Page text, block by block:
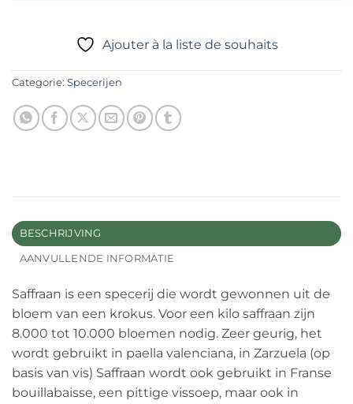
Ajouter à la liste de souhaits
Categorie: Specerijen
BESCHRIJVING
AANVULLENDE INFORMATIE
Saffraan is een specerij die wordt gewonnen uit de
bloem van een krokus. Voor een kilo saffraan zijn
8.000 tot 10.000 bloemen nodig. Zeer geurig, het
wordt gebruikt in paella valenciana, in Zarzuela (op
basis van vis) Saffraan wordt ook gebruikt in Franse
bouillabaisse, een pittige vissoep, maar ook in